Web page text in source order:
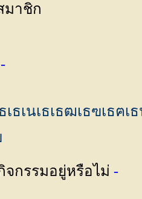
มาชิก
-
เนเธเธฒเธฃเธฅเธน
กรรมอยู่หรือไม่ -